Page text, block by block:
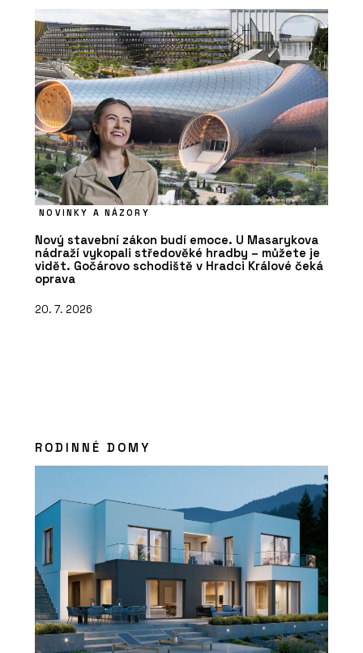
NOVINKY A NÁZORY
Nový stavební zákon budí emoce. U Masarykova
nádraží vykopali středověké hradby – můžete je
vidět. Gočárovo schodiště v Hradci Králové čeká
oprava
20. 7. 2026
RODINNÉ DOMY